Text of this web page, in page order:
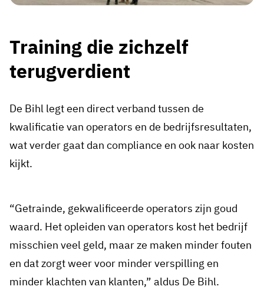
Training die zichzelf
terugverdient
De Bihl legt een direct verband tussen de
kwalificatie van operators en de bedrijfsresultaten,
wat verder gaat dan compliance en ook naar kosten
kijkt.
“Getrainde, gekwalificeerde operators zijn goud
waard. Het opleiden van operators kost het bedrijf
misschien veel geld, maar ze maken minder fouten
en dat zorgt weer voor minder verspilling en
minder klachten van klanten,” aldus De Bihl.